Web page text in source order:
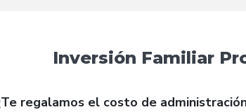
Inversión Familiar
regalamos el costo de